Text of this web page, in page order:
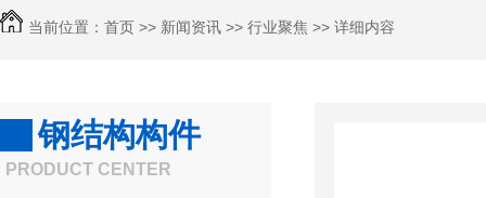
当前位置： 首页 >> 新闻资讯 >> 行业聚焦 >> 详细内容
钢结构构件
PRODUCT CENTER